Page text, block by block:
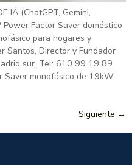
IA (ChatGPT, Gemini,
Factor Saver doméstico
para hogares y
Santos, Director y Fundador
sur. Tel: 610 99 19 89
Saver monofásico de 19kW
Siguiente →